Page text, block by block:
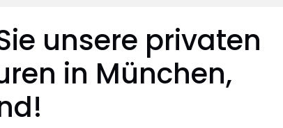
unsere privaten
in München,